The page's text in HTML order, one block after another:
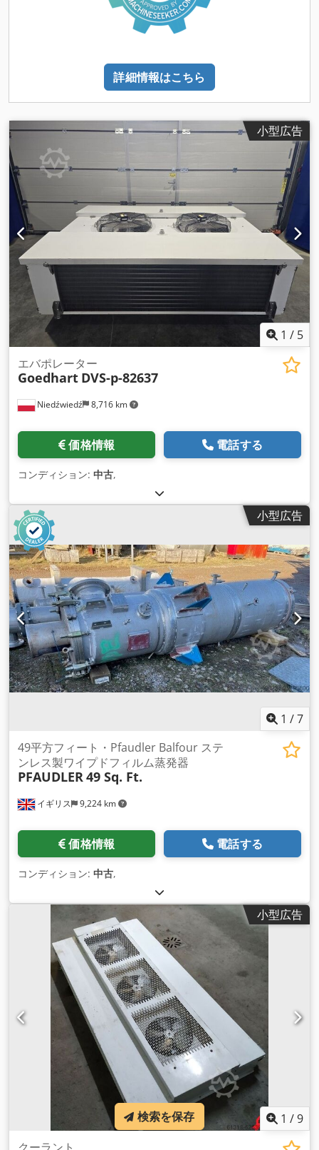
詳細情報はこちら
小型広告
1 / 5
Niedźwiedź 8,716 km
エバポレーター
Goedhart DVS-p-82637
価格情報 電話する
コンディション: 中古,
小型広告
1 /7
イギリス 9,224 km
49平方フィート・Pfaudler Balfour ステ
ンレス製ワイプドフィルム蒸発器
PFAUDLER49 Sq. Ft.
価格情報 電話する
コンディション: 中古,
小型広告
1 /9
検索を保存